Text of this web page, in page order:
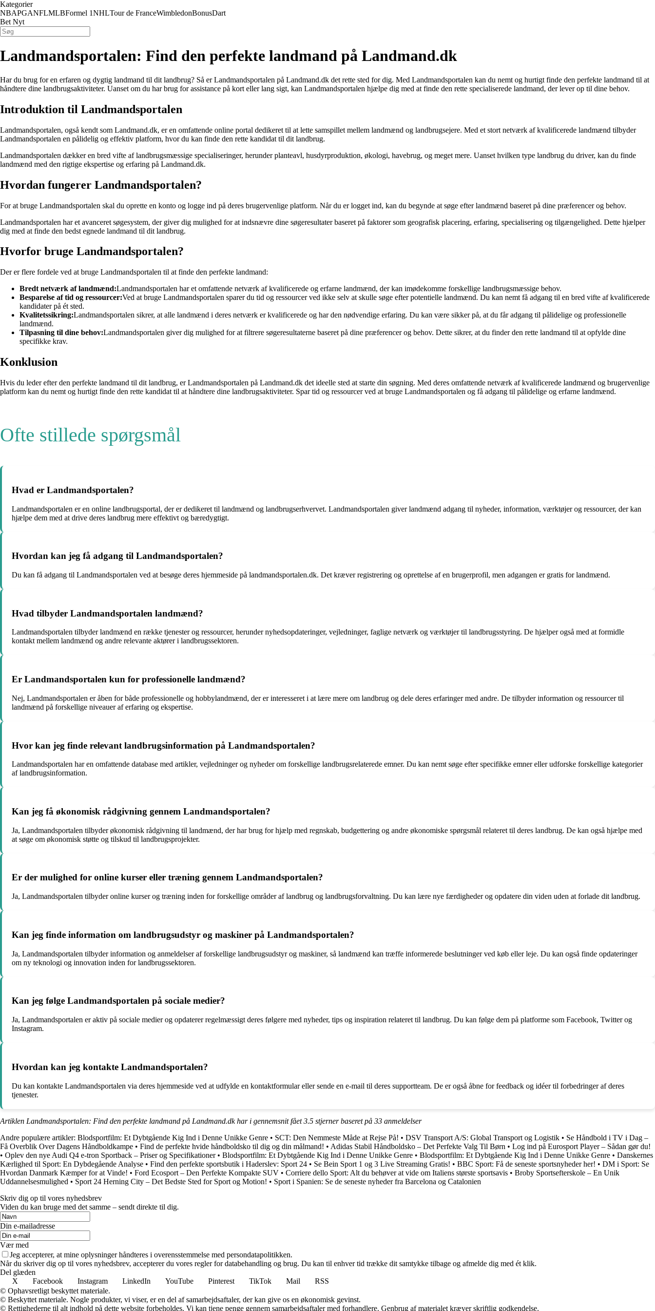
Kategorier
NBAPGANFLMLBFormel 1NHLTour de FranceWimbledonBonusDart
Bet Nyt
Landmandsportalen: Find den perfekte landmand på Landmand.dk
Har du brug for en erfaren og dygtig landmand til dit landbrug? Så er Landmandsportalen på Landmand.dk det rette sted for dig. Med Landmandsportalen kan du nemt og hurtigt finde den perfekte landmand til at
håndtere dine landbrugsaktiviteter. Uanset om du har brug for assistance på kort eller lang sigt, kan Landmandsportalen hjælpe dig med at finde den rette specialiserede landmand, der lever op til dine behov.
Introduktion til Landmandsportalen
Landmandsportalen, også kendt som Landmand.dk, er en omfattende online portal dedikeret til at lette samspillet mellem landmænd og landbrugsejere. Med et stort netværk af kvalificerede landmænd tilbyder
Landmandsportalen en pålidelig og effektiv platform, hvor du kan finde den rette kandidat til dit landbrug.
Landmandsportalen dækker en bred vifte af landbrugsmæssige specialiseringer, herunder planteavl, husdyrproduktion, økologi, havebrug, og meget mere. Uanset hvilken type landbrug du driver, kan du finde
landmænd med den rigtige ekspertise og erfaring på Landmand.dk.
Hvordan fungerer Landmandsportalen?
For at bruge Landmandsportalen skal du oprette en konto og logge ind på deres brugervenlige platform. Når du er logget ind, kan du begynde at søge efter landmænd baseret på dine præferencer og behov.
Landmandsportalen har et avanceret søgesystem, der giver dig mulighed for at indsnævre dine søgeresultater baseret på faktorer som geografisk placering, erfaring, specialisering og tilgængelighed. Dette hjælper
dig med at finde den bedst egnede landmand til dit landbrug.
Hvorfor bruge Landmandsportalen?
Der er flere fordele ved at bruge Landmandsportalen til at finde den perfekte landmand:
Bredt netværk af landmænd:Landmandsportalen har et omfattende netværk af kvalificerede og erfarne landmænd, der kan imødekomme forskellige landbrugsmæssige behov.
Besparelse af tid og ressourcer:Ved at bruge Landmandsportalen sparer du tid og ressourcer ved ikke selv at skulle søge efter potentielle landmænd. Du kan nemt få adgang til en bred vifte af kvalificerede
kandidater på ét sted.
Kvalitetssikring:Landmandsportalen sikrer, at alle landmænd i deres netværk er kvalificerede og har den nødvendige erfaring. Du kan være sikker på, at du får adgang til pålidelige og professionelle
landmænd.
Tilpasning til dine behov:Landmandsportalen giver dig mulighed for at filtrere søgeresultaterne baseret på dine præferencer og behov. Dette sikrer, at du finder den rette landmand til at opfylde dine
specifikke krav.
Konklusion
Hvis du leder efter den perfekte landmand til dit landbrug, er Landmandsportalen på Landmand.dk det ideelle sted at starte din søgning. Med deres omfattende netværk af kvalificerede landmænd og brugervenlige
platform kan du nemt og hurtigt finde den rette kandidat til at håndtere dine landbrugsaktiviteter. Spar tid og ressourcer ved at bruge Landmandsportalen og få adgang til pålidelige og erfarne landmænd.
Ofte stillede spørgsmål
Hvad er Landmandsportalen?
Landmandsportalen er en online landbrugsportal, der er dedikeret til landmænd og landbrugserhvervet. Landmandsportalen giver landmænd adgang til nyheder, information, værktøjer og ressourcer, der kan
hjælpe dem med at drive deres landbrug mere effektivt og bæredygtigt.
Hvordan kan jeg få adgang til Landmandsportalen?
Du kan få adgang til Landmandsportalen ved at besøge deres hjemmeside på landmandsportalen.dk. Det kræver registrering og oprettelse af en brugerprofil, men adgangen er gratis for landmænd.
Hvad tilbyder Landmandsportalen landmænd?
Landmandsportalen tilbyder landmænd en række tjenester og ressourcer, herunder nyhedsopdateringer, vejledninger, faglige netværk og værktøjer til landbrugsstyring. De hjælper også med at formidle
kontakt mellem landmænd og andre relevante aktører i landbrugssektoren.
Er Landmandsportalen kun for professionelle landmænd?
Nej, Landmandsportalen er åben for både professionelle og hobbylandmænd, der er interesseret i at lære mere om landbrug og dele deres erfaringer med andre. De tilbyder information og ressourcer til
landmænd på forskellige niveauer af erfaring og ekspertise.
Hvor kan jeg finde relevant landbrugsinformation på Landmandsportalen?
Landmandsportalen har en omfattende database med artikler, vejledninger og nyheder om forskellige landbrugsrelaterede emner. Du kan nemt søge efter specifikke emner eller udforske forskellige kategorier
af landbrugsinformation.
Kan jeg få økonomisk rådgivning gennem Landmandsportalen?
Ja, Landmandsportalen tilbyder økonomisk rådgivning til landmænd, der har brug for hjælp med regnskab, budgettering og andre økonomiske spørgsmål relateret til deres landbrug. De kan også hjælpe med
at søge om økonomisk støtte og tilskud til landbrugsprojekter.
Er der mulighed for online kurser eller træning gennem Landmandsportalen?
Ja, Landmandsportalen tilbyder online kurser og træning inden for forskellige områder af landbrug og landbrugsforvaltning. Du kan lære nye færdigheder og opdatere din viden uden at forlade dit landbrug.
Kan jeg finde information om landbrugsudstyr og maskiner på Landmandsportalen?
Ja, Landmandsportalen tilbyder information og anmeldelser af forskellige landbrugsudstyr og maskiner, så landmænd kan træffe informerede beslutninger ved køb eller leje. Du kan også finde opdateringer
om ny teknologi og innovation inden for landbrugssektoren.
Kan jeg følge Landmandsportalen på sociale medier?
Ja, Landmandsportalen er aktiv på sociale medier og opdaterer regelmæssigt deres følgere med nyheder, tips og inspiration relateret til landbrug. Du kan følge dem på platforme som Facebook, Twitter og
Instagram.
Hvordan kan jeg kontakte Landmandsportalen?
Du kan kontakte Landmandsportalen via deres hjemmeside ved at udfylde en kontaktformular eller sende en e-mail til deres supportteam. De er også åbne for feedback og idéer til forbedringer af deres
tjenester.
Artiklen Landmandsportalen: Find den perfekte landmand på Landmand.dk har i gennemsnit fået3.5 stjerner baseret på 33 anmeldelser
Andre populære artikler: Blodsportfilm: Et Dybtgående Kig Ind i Denne Unikke Genre • SCT: Den Nemmeste Måde at Rejse På! • DSV Transport A/S: Global Transport og Logistik • Se Håndbold i TV i Dag –
Få Overblik Over Dagens Håndboldkampe • Find de perfekte hvide håndboldsko til dig og din målmand! • Adidas Stabil Håndboldsko – Det Perfekte Valg Til Børn • Log ind på Eurosport Player – Sådan gør du!
• Oplev den nye Audi Q4 e-tron Sportback – Priser og Specifikationer• Blodsportfilm: Et Dybtgående Kig Ind i Denne Unikke Genre • Blodsportfilm: Et Dybtgående Kig Ind i Denne Unikke Genre • Danskernes
Kærlighed til Sport: En Dybdegående Analyse • Find den perfekte sportsbutik i Haderslev: Sport 24 • Se Bein Sport 1 og 3 Live Streaming Gratis! • BBC Sport: Få de seneste sportsnyheder her! • DM i Sport: Se
Hvordan Danmark Kæmper for at Vinde! • Ford Ecosport – Den Perfekte Kompakte SUV • Corriere dello Sport: Alt du behøver at vide om Italiens største sportsavis • Broby Sportsefterskole – En Unik
Uddannelsesmulighed • Sport 24 Herning City – Det Bedste Sted for Sport og Motion! • Sport i Spanien: Se de seneste nyheder fra Barcelona og Catalonien
Skriv dig op til vores nyhedsbrev
Viden du kan bruge med det samme – sendt direkte til dig.
Din e-mailadresse
Vær med
Jeg accepterer, at mine oplysninger håndteres i overensstemmelse med persondatapolitikken.
Når du skriver dig op til vores nyhedsbrev, accepterer du vores regler for databehandling og brug. Du kan til enhver tid trække dit samtykke tilbage og afmelde dig med ét klik.
Del glæden
X
Facebook Instagram LinkedIn YouTube Pinterest TikTok Mail
RSS
© Ophavsretligt beskyttet materiale.
© Beskyttet materiale. Nogle produkter, vi viser, er en del af samarbejdsaftaler, der kan give os en økonomisk gevinst.
© Rettighederne til alt indhold på dette website forbeholdes. Vi kan tjene penge gennem samarbejdsaftaler med forhandlere. Genbrug af materialet kræver skriftlig godkendelse.